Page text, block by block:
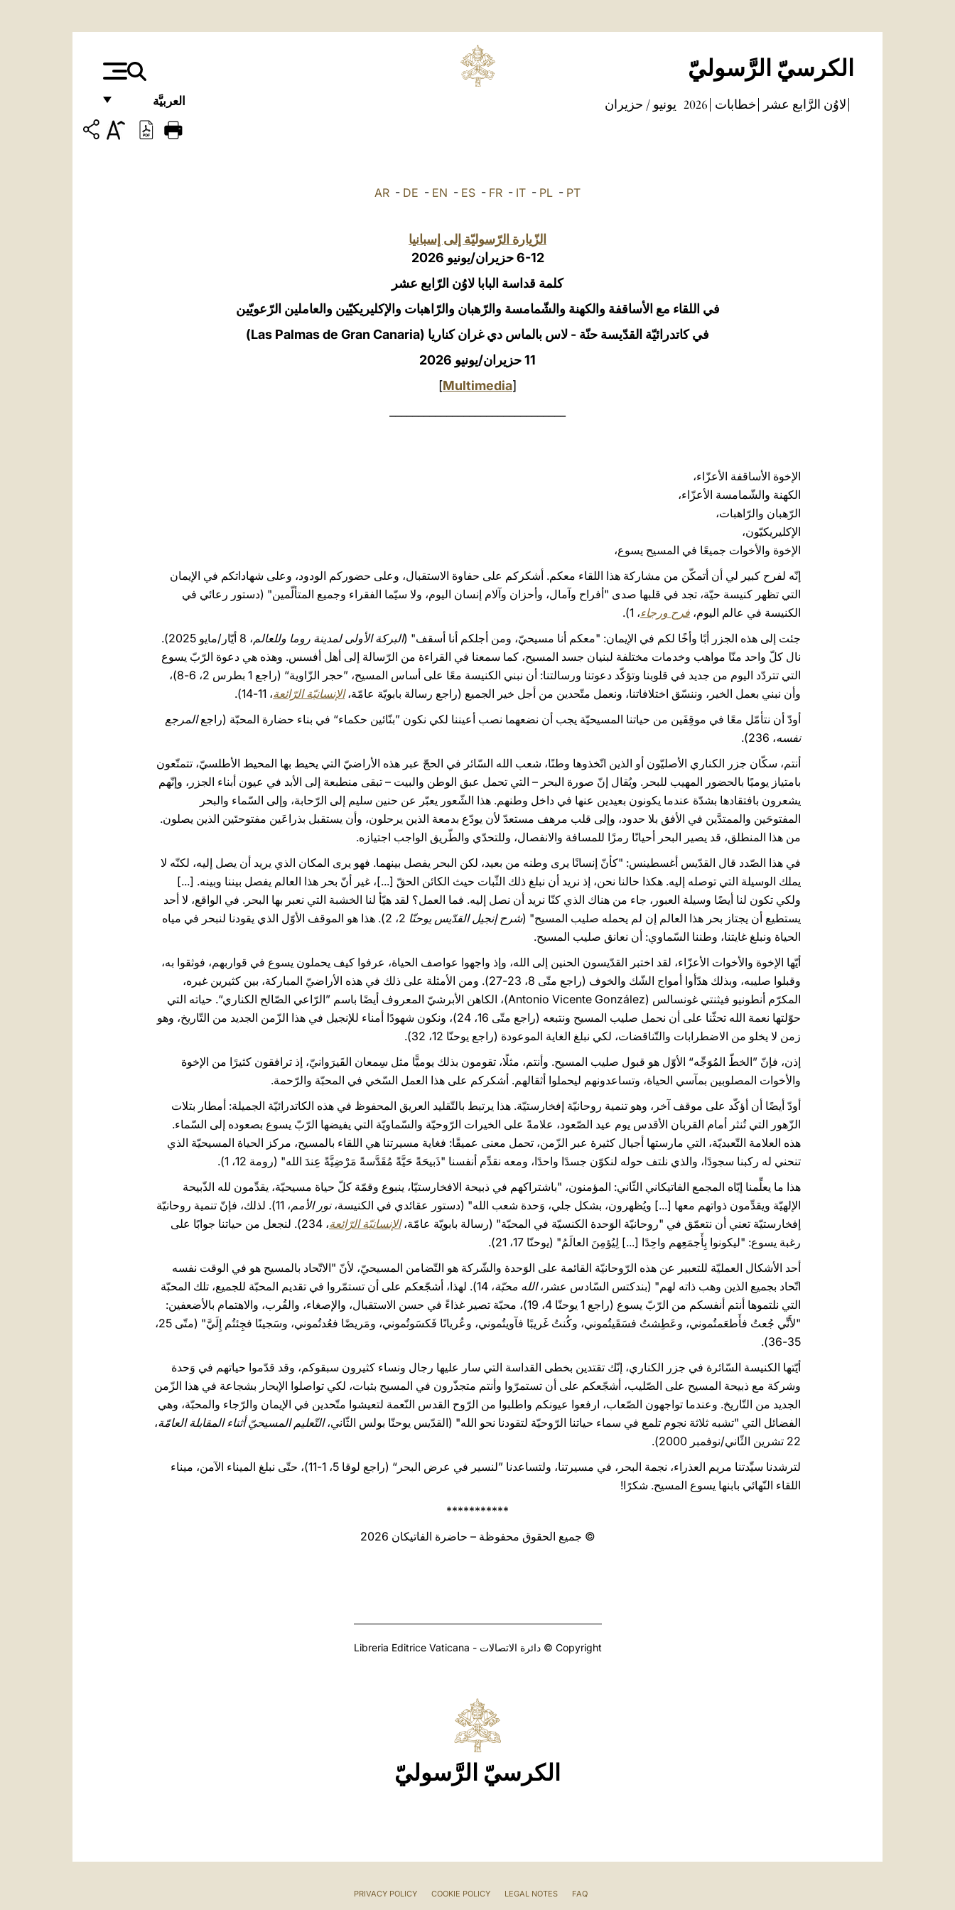
الكرسيّ الرَّسوليّ
العربيَّة
FRANÇAIS
لاوُن الرَّابع عشر خطابات 2026 يونيو / حزيران
AR - DE - EN - ES - FR - IT - PL - PT
الزّيارة الرّسوليّة إلى إسبانيا
6-12 حزيران/يونيو 2026
كلمة قداسة البابا لاوُن الرّابع عشر
في اللقاء مع الأساقفة والكهنة والشّمامسة والرّهبان والرّاهبات والإكليريكيّين والعاملين الرّعويّين
في كاتدرائيّة القدّيسة حنّة - لاس بالماس دي غران كناريا (Las Palmas de Gran Canaria)
11 حزيران/يونيو 2026
[
Multimedia
]
الإخوة الأساقفة الأعزّاء،
الكهنة والشّمامسة الأعزّاء،
الرّهبان والرّاهبات،
الإكليريكيّون،
الإخوة والأخوات جميعًا في المسيح يسوع،
إنّه لفرح كبير لي أن أتمكّن من مشاركة هذا اللقاء معكم. أشكركم على حفاوة الاستقبال، وعلى حضوركم الودود، وعلى شهاداتكم في الإيمان
التي تظهر كنيسة حيّة، تجد في قلبها صدى "أفراح وآمال، وأحزان وآلام إنسان اليوم، ولا سيّما الفقراء وجميع المتألّمين" (دستور رعائي في
الكنيسة في عالم اليوم، فرح ورجاء، 1).
جئت إلى هذه الجزر أبًا وأخًا لكم في الإيمان: "معكم أنا مسيحيّ، ومن أجلكم أنا أسقف" (البركة الأولى لمدينة روما وللعالم
، 8 أيّار/مايو 2025).
نال كلّ واحد منّا مواهب وخدمات مختلفة لبنيان جسد المسيح، كما سمعنا في القراءة من الرّسالة إلى أهل أفسس. وهذه هي دعوة الرّبّ يسوع
التي تتردّد اليوم من جديد في قلوبنا وتؤكّد دعوتنا ورسالتنا: أن نبني الكنيسة معًا على أساس المسيح، ”حجر الزّاوية“ (راجع 1 بطرس 2، 6-8)،
وأن نبني بعمل الخير، وننسّق اختلافاتنا، ونعمل متّحدين من أجل خير الجميع (راجع رسالة بابويّة عامّة،الإنسانيّة الرّائعة، 11-14).
أودّ أن نتأمّل معًا في موقِفَين من حياتنا المسيحيّة يجب أن نضعهما نصب أعيننا لكي نكون ”بنّائين حكماء“ في بناء حضارة المحبّة (راجعالمرجع
نفسه، 236).
أنتم، سكّان جزر الكناري الأصليّون أو الذين اتّخذوها وطنًا، شعب الله السّائر في الحجّ عبر هذه الأراضيّ التي يحيط بها المحيط الأطلسيّ، تتمتّعون
بامتياز يوميًا بالحضور المهيب للبحر. ويُقال إنّ صورة البحر – التي تحمل عبق الوطن والبيت – تبقى منطبعة إلى الأبد في عيون أبناء الجزر، وإنّهم
يشعرون بافتقادها بشدّة عندما يكونون بعيدين عنها في داخل وطنهم. هذا الشّعور يعبّر عن حنين سليم إلى الرّحابة، وإلى السّماء والبحر
المفتوحَين والممتدَّين في الأفق بلا حدود، وإلى قلب مرهف مستعدّ لأن يودّع بدمعة الذين يرحلون، وأن يستقبل بذراعَين مفتوحتَين الذين يصلون.
من هذا المنطلق، قد يصير البحر أحيانًا رمزًا للمسافة والانفصال، وللتحدّي والطّريق الواجب اجتيازه.
في هذا الصّدد قال القدّيس أغسطينس: "كأنّ إنسانًا يرى وطنه من بعيد، لكن البحر يفصل بينهما. فهو يرى المكان الذي يريد أن يصل إليه، لكنّه لا
يملك الوسيلة التي توصله إليه. هكذا حالنا نحن، إذ نريد أن نبلغ ذلك الثّبات حيث الكائن الحقّ [...]، غير أنّ بحر هذا العالم يفصل بيننا وبينه. [...]
ولكي تكون لنا أيضًا وسيلة العبور، جاء من هناك الذي كنّا نريد أن نصل إليه. فما العمل؟ لقد هيّأ لنا الخشبة التي نعبر بها البحر. في الواقع، لا أحد
يستطيع أن يجتاز بحر هذا العالم إن لم يحمله صليب المسيح" (شرح إنجيل القدّيس يوحنّا
2، 2). هذا هو الموقف الأوّل الذي يقودنا لنبحر في مياه
الحياة ونبلغ غايتنا، وطننا السّماوي: أن نعانق صليب المسيح.
أيّها الإخوة والأخوات الأعزّاء، لقد اختبر القدّيسون الحنين إلى الله، وإذ واجهوا عواصف الحياة، عرفوا كيف يحملون يسوع في قواربهم، فوثقوا به،
وقبلوا صليبه، وبذلك هدّأوا أمواج الشّك والخوف (راجع متّى 8، 23-27). ومن الأمثلة على ذلك في هذه الأراضيّ المباركة، بين كثيرين غيره،
المكرّم أنطونيو فيثنتي غونسالس (Antonio Vicente González)، الكاهن الأبرشيّ المعروف أيضًا باسم ”الرّاعي الصّالح الكناري“. حياته التي
حوّلتها نعمة الله تحثّنا على أن نحمل صليب المسيح ونتبعه (راجع متّى 16، 24)، ونكون شهودًا أمناء للإنجيل في هذا الزّمن الجديد من التّاريخ، وهو
زمن لا يخلو من الاضطرابات والتّناقضات، لكي نبلغ الغاية الموعودة (راجع يوحنّا 12، 32).
إذن، فإنّ ”الخطّ المُوَجِّه“ الأوّل هو قبول صليب المسيح. وأنتم، مثلًا، تقومون بذلك يوميًّا مثل سِمعان القَيرَوانيّ، إذ ترافقون كثيرًا من الإخوة
والأخوات المصلوبين بمآسي الحياة، وتساعدونهم ليحملوا أثقالهم. أشكركم على هذا العمل السّخي في المحبّة والرّحمة.
أودّ أيضًا أن أؤكّد على موقف آخر، وهو تنمية روحانيّة إفخارستيّة. هذا يرتبط بالتّقليد العريق المحفوظ في هذه الكاتدرائيّة الجميلة: أمطار بتلات
الزّهور التي تُنثر أمام القربان الأقدس يوم عيد الصّعود، علامةً على الخيرات الرّوحيّة والسّماويّة التي يفيضها الرّبّ يسوع بصعوده إلى السّماء.
هذه العلامة التّعبديّة، التي مارستها أجيال كثيرة عبر الزّمن، تحمل معنى عميقًا: فغاية مسيرتنا هي اللقاء بالمسيح، مركز الحياة المسيحيّة الذي
تنحني له ركبنا سجودًا، والذي نلتف حوله لنكوّن جسدًا واحدًا، ومعه نقدِّم أنفسنا "ذَبيحَةً حَيَّةً مُقَدَّسةً مَرْضِيَّةً عِندَ الله" (رومة 12، 1).
هذا ما يعلِّمنا إيّاه المجمع الفاتيكاني الثّاني: المؤمنون، "باشتراكهم في ذبيحة الافخارستيّا، ينبوع وقمّة كلّ حياة مسيحيّة، يقدِّمون لله الذّبيحة
الإلهيّة ويقدِّمون ذواتهم معها [...] ويُظهرون، بشكل جلي، وَحدة شعب الله" (دستور عقائدي في الكنيسة،نور الأمم
، 11). لذلك، فإنّ تنمية روحانيّة
إفخارستيّة تعني أن نتعمّق في "روحانيّة الوَحدة الكنسيّة في المحبّة" (رسالة بابويّة عامّة،الإنسانيّة الرّائعة
، 234). لنجعل من حياتنا جوابًا على
رغبة يسوع: "ليكونوا بِأَجمَعِهم واحِدًا [...] لِيُؤمِنَ العالَمُ" (يوحنّا 17، 21).
أحد الأشكال العمليّة للتعبير عن هذه الرّوحانيّة القائمة على الوَحدة والشّركة هو التّضامن المسيحيّ، لأنّ "الاتّحاد بالمسيح هو في الوقت نفسه
اتّحاد بجميع الذين وهب ذاته لهم" (بندكتس السّادس عشر،الله محبّة
، 14). لهذا، أشجّعكم على أن تستمّروا في تقديم المحبّة للجميع، تلك المحبّة
التي نلتموها أنتم أنفسكم من الرّبّ يسوع (راجع 1 يوحنّا 4، 19)، محبّة تصير غذاءً في حسن الاستقبال، والإصغاء، والقُرب، والاهتمام بالأضعفين:
"لأَنِّي جُعتُ فأَطعَمتُموني، وعَطِشتُ فسَقَيتُموني، وكُنتُ غَريبًا فآويتُموني، وعُريانًا فَكسَوتُموني، ومَريضًا فعُدتُموني، وسَجينًا فجِئتُم إِلَيَّ" (متّى 25،
35-36).
أيّتها الكنيسة السّائرة في جزر الكناري، إنّك تقتدين بخطى القداسة التي سار عليها رجال ونساء كثيرون سبقوكم، وقد قدّموا حياتهم في وَحدة
وشركة مع ذبيحة المسيح على الصّليب، أشجّعكم على أن تستمرّوا وأنتم متجذّرون في المسيح بثبات، لكي تواصلوا الإبحار بشجاعة في هذا الزّمن
الجديد من التّاريخ. وعندما تواجهون الصّعاب، ارفعوا عيونكم واطلبوا من الرّوح القدس النّعمة لتعيشوا متّحدين في الإيمان والرّجاء والمحبّة، وهي
الفضائل التي "تشبه ثلاثة نجوم تلمع في سماء حياتنا الرّوحيّة لتقودنا نحو الله" (القدّيس يوحنّا بولس الثّاني،التّعليم المسيحيّ أثناء المقابلة العامّة،
22 تشرين الثّاني/نوفمبر 2000).
لترشدنا سيِّدتنا مريم العذراء، نجمة البحر، في مسيرتنا، ولتساعدنا ”لنسير في عرض البحر“ (راجع لوقا 5، 1-11)، حتّى نبلغ الميناء الآمن، ميناء
اللقاء النّهائي بابنها يسوع المسيح. شكرًا!
***********
© جميع الحقوق محفوظة – حاضرة الفاتيكان 2026
Copyright © دائرة الاتصالات - Libreria Editrice Vaticana
الكرسيّ الرَّسوليّ
FAQ
LEGAL NOTES
COOKIE POLICY
PRIVACY POLICY